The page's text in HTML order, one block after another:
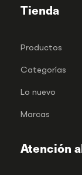
Tienda
Productos
Categorías
Lo nuevo
Marcas
Atención